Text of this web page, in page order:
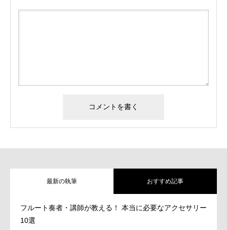
最新の執筆 おすすめ記事
フルート奏者・講師が教える！ 本当に必要なアクセサリー
10選